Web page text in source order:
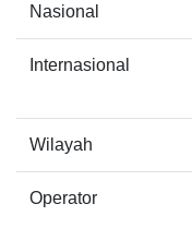
Nasional
Internasional
Wilayah
Operator